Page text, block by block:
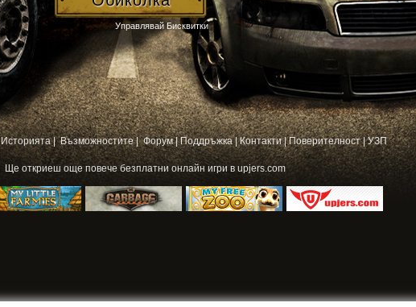
Историята | Възможностите | Форум|Поддръжка|Контакти|Поверителност|УЗП
Ще откриеш още повечебезплатни онлайн игри в upjers.com
Управлявай Бисквитки